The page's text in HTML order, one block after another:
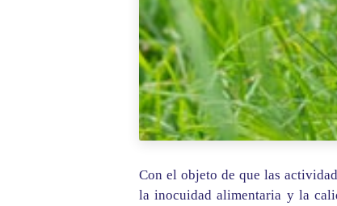
Con el objeto de que las
la inocuidad alimentaria y la